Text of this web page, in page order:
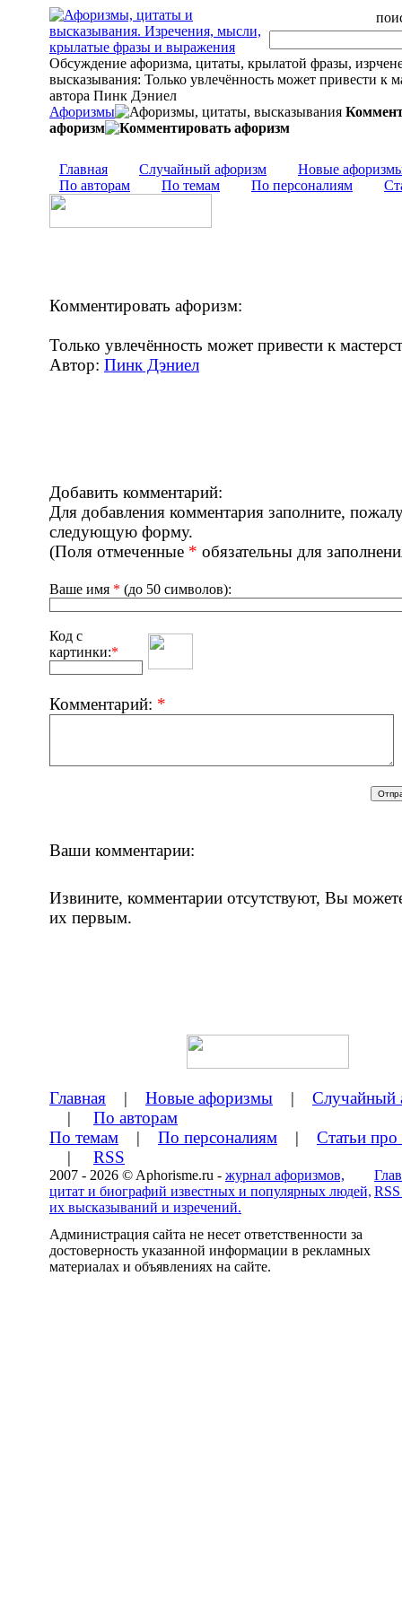
Обсуждение афоризма, цитаты, крылатой фразы,
высказывания: Только увлечённость может привести к
автора Пинк Дэниел
Афоризмы
афоризм
Главная Случайный афоризм
Новые
По авторам
По темам По персоналиям
Комментировать афоризм:
Только увлечённость может привести к
Автор: Пинк Дэниел
Добавить комментарий:
Для добавления комментария заполните,
следующую форму.
(Поля отмеченные * обязательны для
Ваше имя * (до 50 символов):
Код с
картинки:*
Комментарий: *
Ваши комментарии:
Извините, комментарии отсутствуют, Вы
их первым.
Главная | Новые афоризмы | Случайный
| По авторам
По темам | По персоналиям | Статьи
| RSS
2007 - 2026 © Aphorisme.ru - журнал афоризмов,
цитат и биографий известных и популярных людей,
их высказываний и изречений.
Администрация сайта не несет ответственности за
достоверность указанной информации в рекламных
материалах и объявлениях на сайте.